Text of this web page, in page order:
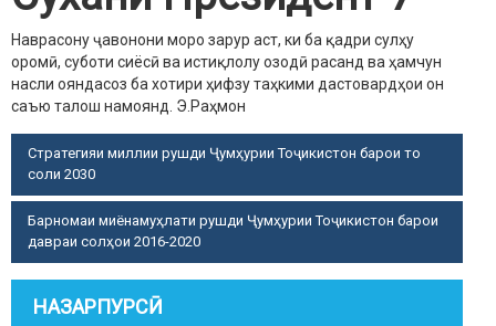
Наврасону ҷавонони моро зарур аст, ки ба қадри сулҳу
оромӣ, суботи сиёсӣ ва истиқлолу озодӣ расанд ва ҳамчун
насли ояндасоз ба хотири ҳифзу таҳкими дастовардҳои он
саъю талош намоянд. Э.Раҳмон
Стратегияи миллии рушди Ҷумҳурии Тоҷикистон барои то
соли 2030
Барномаи миёнамуҳлати рушди Ҷумҳурии Тоҷикистон барои
давраи солҳои 2016-2020
НАЗАРПУРСӢ